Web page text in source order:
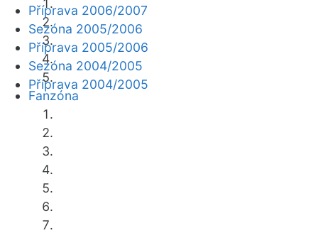
Fanzóna
Příprava 2006/2007
Sezóna 2005/2006
Příprava 2005/2006
Sezóna 2004/2005
Příprava 2004/2005